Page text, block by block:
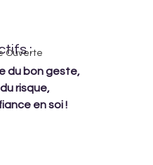
Ouverte
:
du bon geste,
du risque,
en soi !